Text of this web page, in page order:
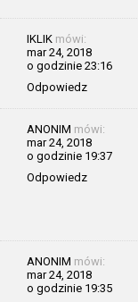
IKLIK mówi:
mar 24, 2018
o godzinie 23:16
Odpowiedz
ANONIM mówi:
mar 24, 2018
o godzinie 19:37
Odpowiedz
ANONIM mówi:
mar 24, 2018
o godzinie 19:35